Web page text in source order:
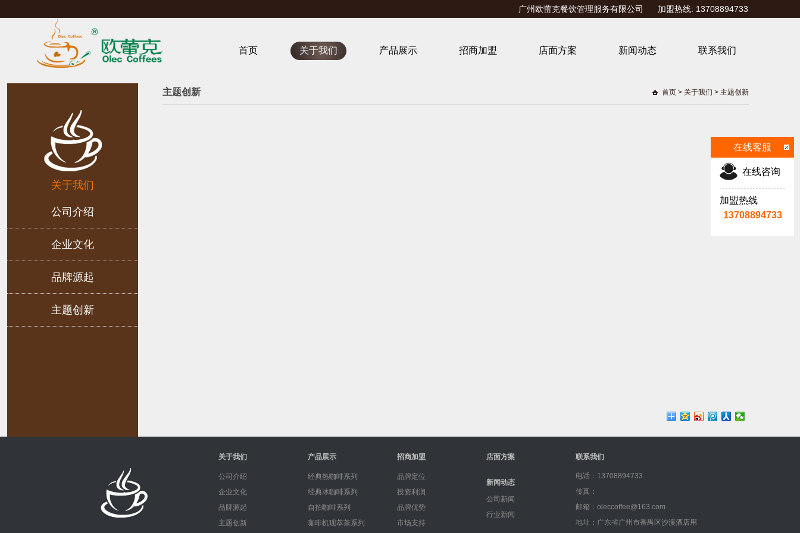
广州欧蕾克餐饮管理服务有限公司 加盟热线: 13708894733
首页 关于我们 产品展示 招商加盟 店面方案 新闻动态 联系我们
关于我们
公司介绍
企业文化
品牌源起
主题创新
主题创新 首页 > 关于我们 > 主题创新
关于我们
公司介绍
企业文化
品牌源起
主题创新
产品展示
经典热咖啡系列
经典冰咖啡系列
自拍咖啡系列
咖啡机现萃茶系列
招商加盟
品牌定位
投资利润
品牌优势
市场支持
店面方案
新闻动态
公司新闻
行业新闻
联系我们
电话：13708894733
传真：
邮箱：oleccoffee@163.com
地址：广东省广州市番禺区沙溪酒店用
在线客服
在线咨询
加盟热线
13708894733